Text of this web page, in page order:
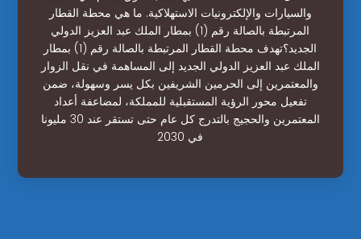
والسيارات والإلكترونيات الاستهلاكية. ما هي محطة القطار
المرتبطة بالصالة رقم (1) بمطار الملك عبد العزيز الدولي
الجديد؟تهدف محطة القطار المرتبطة بالصالة رقم (1) بمطار
الملك عبد العزيز الدولي الجديد إلى المساهمة في نقل الزوار
والمعتمرين إلى الحرمين الشريفين بكل يسر وسهولة، ضمن
تفعيل محور الرؤية المستقبلية للمملكة، لمضاعفة أعداد
المعتمرين والحجيج بالتدرج كل عام حتى تستقر عند 30 مليونا
في 2030